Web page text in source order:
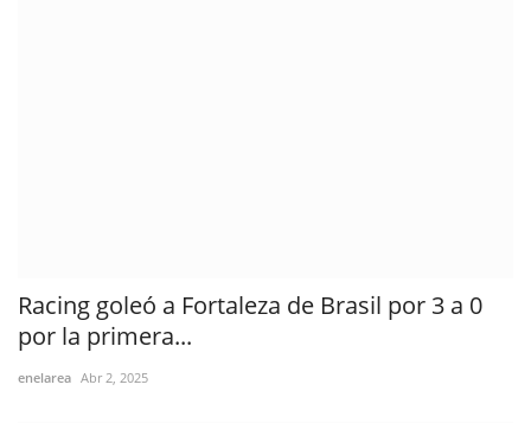
Racing goleó a Fortaleza de Brasil por 3 a 0
por la primera...
enelarea Abr 2, 2025